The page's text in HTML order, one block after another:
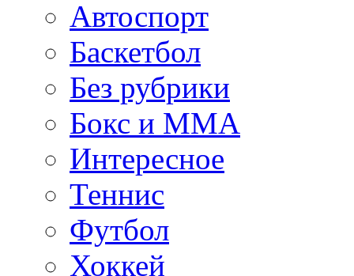
Автоспорт
Баскетбол
Без рубрики
Бокс и ММА
Интересное
Теннис
Футбол
Хоккей